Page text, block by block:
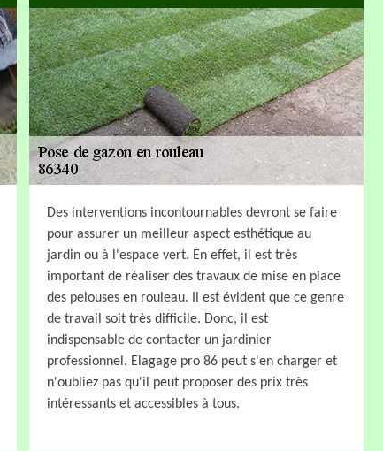
Des interventions incontournables devront se faire
pour assurer un meilleur aspect esthétique au
jardin ou à l'espace vert. En effet, il est très
important de réaliser des travaux de mise en place
des pelouses en rouleau. Il est évident que ce genre
de travail soit très difficile. Donc, il est
indispensable de contacter un jardinier
professionnel. Elagage pro 86 peut s'en charger et
n'oubliez pas qu'il peut proposer des prix très
intéressants et accessibles à tous.